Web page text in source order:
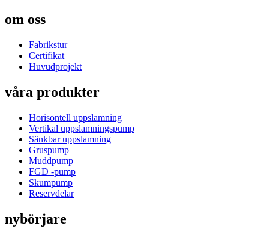
om oss
Fabrikstur
Certifikat
Huvudprojekt
våra produkter
Horisontell uppslamning
Vertikal uppslamningspump
Sänkbar uppslamning
Gruspump
Muddpump
FGD -pump
Skumpump
Reservdelar
nybörjare